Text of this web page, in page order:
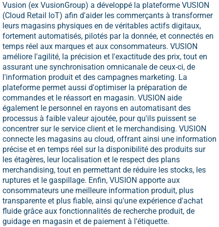
Vusion (ex VusionGroup) a développé la plateforme VUSION
(Cloud Retail IoT) afin d'aider les commerçants à transformer
leurs magasins physiques en de véritables actifs digitaux,
fortement automatisés, pilotés par la donnée, et connectés en
temps réel aux marques et aux consommateurs. VUSION
améliore l'agilité, la précision et l'exactitude des prix, tout en
assurant une synchronisation omnicanale de ceux-ci, de
l'information produit et des campagnes marketing. La
plateforme permet aussi d'optimiser la préparation de
commandes et le réassort en magasin. VUSION aide
également le personnel en rayons en automatisant des
processus à faible valeur ajoutée, pour qu'ils puissent se
concentrer sur le service client et le merchandising. VUSION
connecte les magasins au cloud, offrant ainsi une information
précise et en temps réel sur la disponibilité des produits sur
les étagères, leur localisation et le respect des plans
merchandising, tout en permettant de réduire les stocks, les
ruptures et le gaspillage. Enfin, VUSION apporte aux
consommateurs une meilleure information produit, plus
transparente et plus fiable, ainsi qu'une expérience d'achat
fluide grâce aux fonctionnalités de recherche produit, de
guidage en magasin et de paiement à l'étiquette.